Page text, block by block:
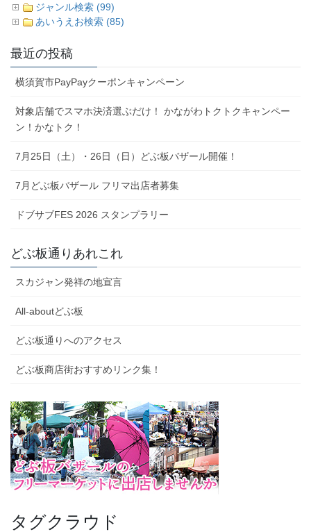
ジャンル検索 (99)
あいうえお検索 (85)
最近の投稿
横須賀市PayPayクーポンキャンペーン
対象店舗でスマホ決済選ぶだけ！ かながわトクトクキャンペー
ン！かなトク！
7月25日（土）・26日（日）どぶ板バザール開催！
7月どぶ板バザール フリマ出店者募集
ドブサブFES 2026 スタンプラリー
どぶ板通りあれこれ
スカジャン発祥の地宣言
All-aboutどぶ板
どぶ板通りへのアクセス
どぶ板商店街おすすめリンク集！
タグクラウド